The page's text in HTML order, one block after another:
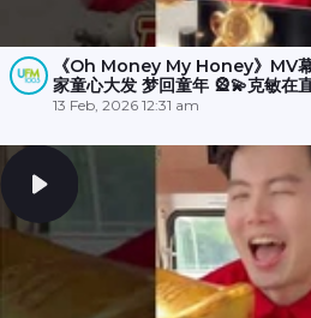
《Oh Money My Honey》MV
家童心大发 梦回童年 🎡💫克敏在
和丽梅则拍摄空档在木马上斗舞？
13 Feb, 2026 12:31 am